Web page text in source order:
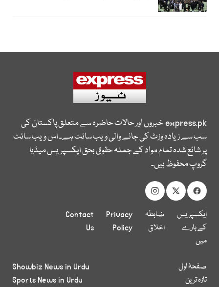
express.pkخبروں اور حالات حاضرہ سے متعلق پاکستان کی
سب سے زیادہ وزٹ کی جانے والی ویب سائٹ ہے۔ اس ویب سائٹ
پر شائع شدہ تمام مواد کے جملہ حقوق بحق ایکسپریس میڈیا
گروپ محفوظ ہیں۔
ایکسپریس
کے بارے
میں
ضابطہ
اخلاق
Privacy
Policy
Contact
Us
صفحۂ اول
تازہ ترین
Showbiz News in Urdu
Sports News in Urdu